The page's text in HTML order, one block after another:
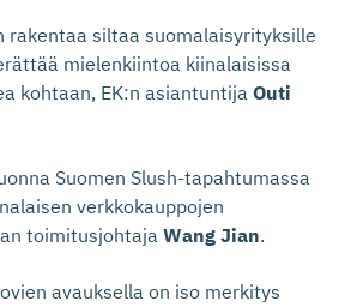
rakentaa siltaa suomalaisyrityksille
mielenkiintoa kiinalaisissa
kohtaan, EK:n asiantuntija Outi
Suomen Slush-tapahtumassa
verkkokauppojen
toimitusjohtaja Wang Jian.
avauksella on iso merkitys